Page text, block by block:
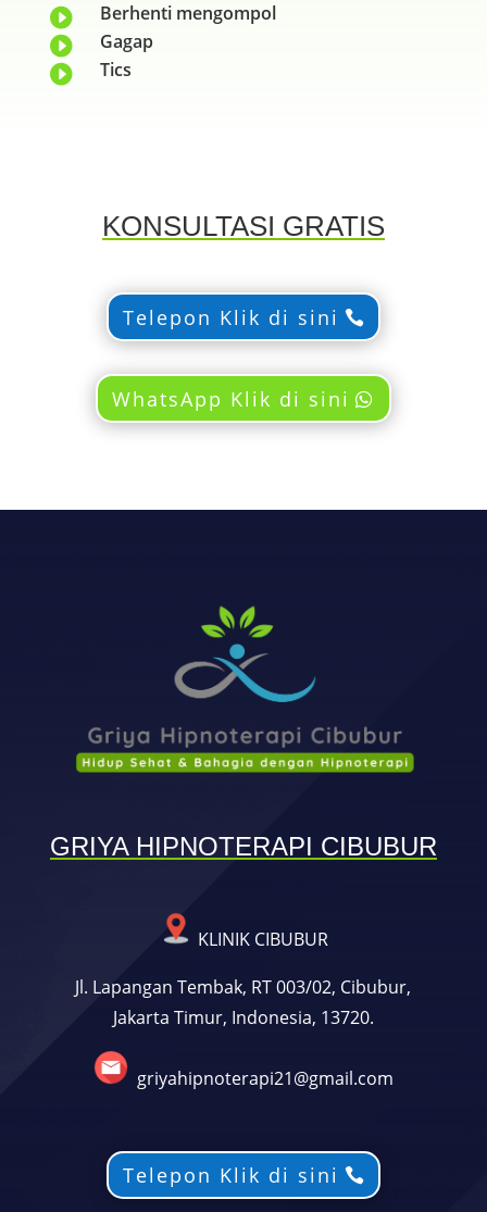

Berhenti mengompol

Gagap

Tics
KONSULTASI GRATIS
Telepon Klik di sini
WhatsApp Klik di sini
GRIYA HIPNOTERAPI CIBUBUR
KLINIK CIBUBUR
Jl. Lapangan Tembak, RT 003/02, Cibubur,
Jakarta Timur, Indonesia, 13720.
griyahipnoterapi21@gmail.com
Telepon Klik di sini